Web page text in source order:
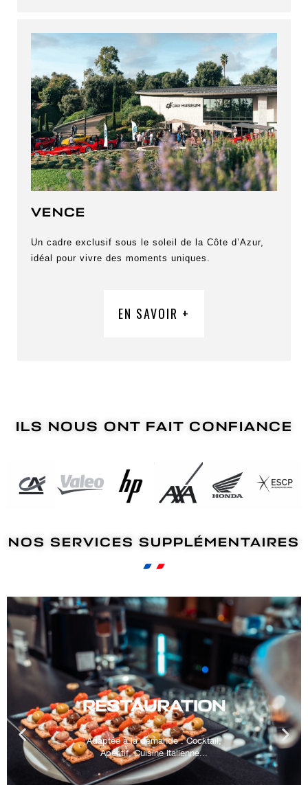
VENCE
Un cadre exclusif sous le soleil de la Côte d’Azur,
idéal pour vivre des moments uniques.
EN SAVOIR +
ILS NOUS ONT FAIT CONFIANCE
NOS SERVICES SUPPLÉMENTAIRES
RESTAURATION
Adaptée à la demande : Cocktail,
Apéritif, Cuisine Italienne...